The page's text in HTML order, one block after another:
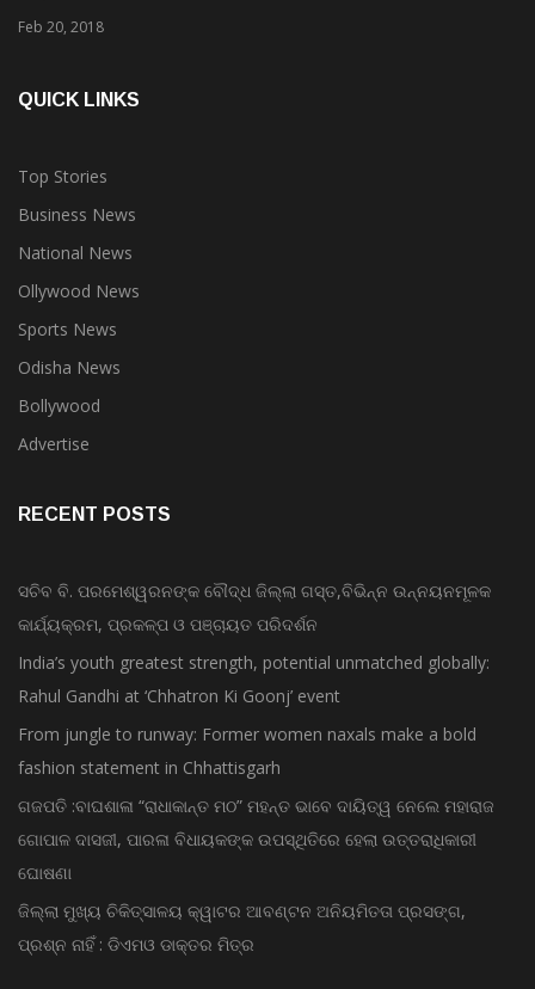
Feb 20, 2018
QUICK LINKS
Top Stories
Business News
National News
Ollywood News
Sports News
Odisha News
Bollywood
Advertise
RECENT POSTS
ସଚିବ ବି. ପରମେଶ୍ୱରନଙ୍କ ବୌଦ୍ଧ ଜିଲ୍ଲା ଗସ୍ତ,ବିଭିନ୍ନ ଉନ୍ନୟନମୂଳକ
କାର୍ଯ୍ୟକ୍ରମ, ପ୍ରକଳ୍ପ ଓ ପଞ୍ଚାୟତ ପରିଦର୍ଶନ
India’s youth greatest strength, potential unmatched globally:
Rahul Gandhi at ‘Chhatron Ki Goonj’ event
From jungle to runway: Former women naxals make a bold
fashion statement in Chhattisgarh
ଗଜପତି :ବାଘଶାଳା “ରାଧାକାନ୍ତ ମଠ” ମହନ୍ତ ଭାବେ ଦାୟିତ୍ୱ ନେଲେ ମହାରାଜ
ଗୋପାଳ ଦାସଜୀ, ପାରଳା ବିଧାୟକଙ୍କ ଉପସ୍ଥିତିରେ ହେଲା ଉତ୍ତରାଧିକାରୀ
ଘୋଷଣା
ଜିଲ୍ଲା ମୁଖ୍ୟ ଚିକିତ୍ସାଳୟ କ୍ୱାଟର ଆବଣ୍ଟନ ଅନିୟମିତତା ପ୍ରସଙ୍ଗ,
ପ୍ରଶ୍ନ ନାହିଁ : ଡିଏମଓ ଡାକ୍ତର ମିତ୍ର